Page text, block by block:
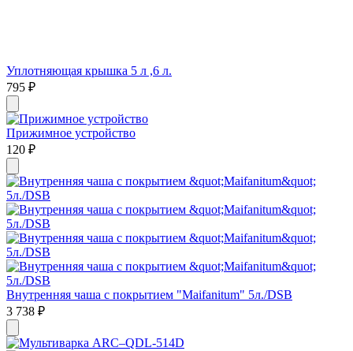
Уплотняющая крышка 5 л ,6 л.
795 ₽
Прижимное устройство
120 ₽
Внутренняя чаша с покрытием "Maifanitum" 5л./DSB
3 738 ₽